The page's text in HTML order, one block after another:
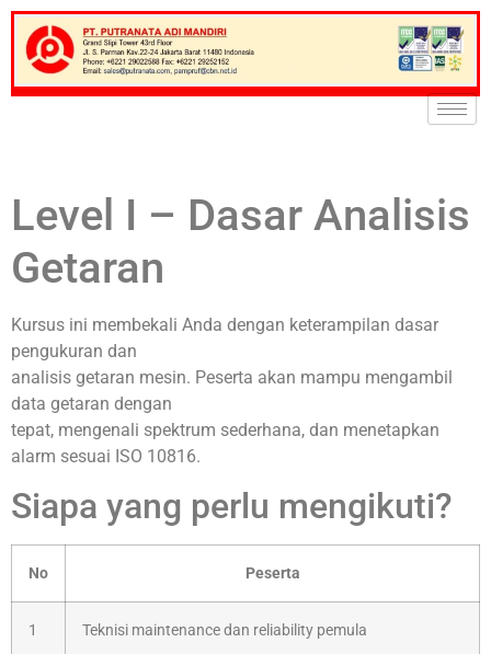
Level I – Dasar Analisis
Getaran
Kursus ini membekali Anda dengan keterampilan dasar
pengukuran dan
analisis getaran mesin. Peserta akan mampu mengambil
data getaran dengan
tepat, mengenali spektrum sederhana, dan menetapkan
alarm sesuai ISO 10816.
Siapa yang perlu mengikuti?
No Peserta
1 Teknisi maintenance dan reliability pemula